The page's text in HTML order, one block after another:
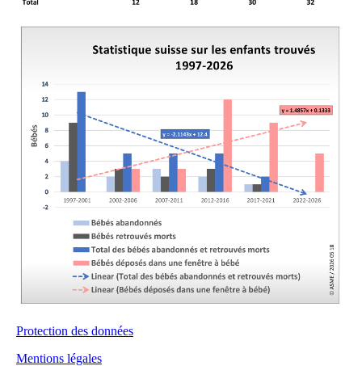
Protection des données
Mentions légales